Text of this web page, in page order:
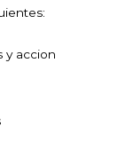
y accion